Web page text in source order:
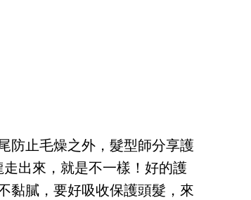
防止毛燥之外，髮型師分享護
出來，就是不一樣！好的護
黏膩，要好吸收保護頭髮，來